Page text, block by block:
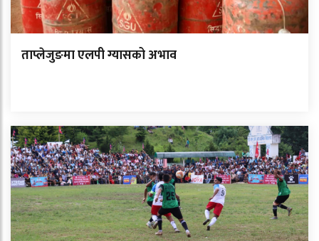
ताप्लेजुङमा एलपी ग्यासको अभाव